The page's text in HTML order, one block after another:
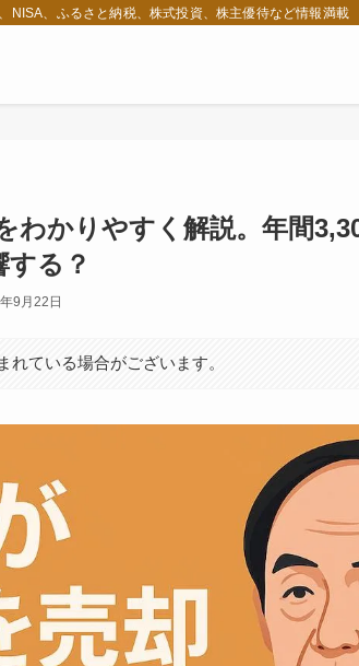
NISA、ふるさと納税、株式投資、株主優待など情報満載
わかりやすく解説。年間
する？
9月22日
ている場合がございます。